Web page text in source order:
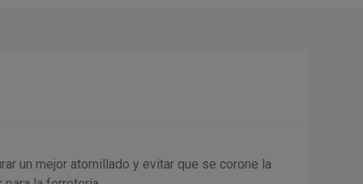
un mejor atornillado y evitar que se corone la